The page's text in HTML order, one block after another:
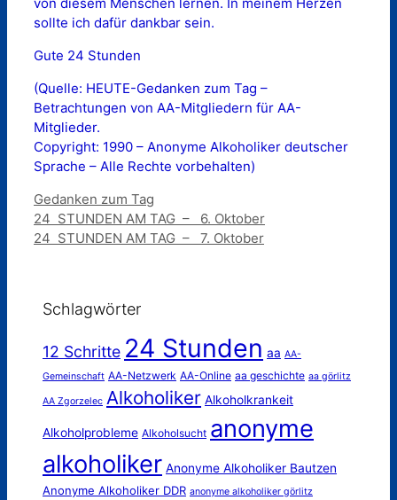
sollte ich dafür dankbar sein.
Gute 24 Stunden
(Quelle: HEUTE-Gedanken zum Tag –
Betrachtungen von AA-Mitgliedern für AA-
Mitglieder.
Copyright: 1990 – Anonyme Alkoholiker deutscher
Sprache – Alle Rechte vorbehalten)
Kategorien
Gedanken zum Tag
24 STUNDEN AM TAG – 6. Oktober
24 STUNDEN AM TAG – 7. Oktober
Schlagwörter
12 Schritte 24 Stunden aa AA-
Gemeinschaft AA-Netzwerk AA-Online aa geschichte aa görlitz
AA Zgorzelec Alkoholiker Alkoholkrankeit
Alkoholprobleme Alkoholsucht anonyme
alkoholiker Anonyme Alkoholiker Bautzen
Anonyme Alkoholiker DDR anonyme alkoholiker görlitz